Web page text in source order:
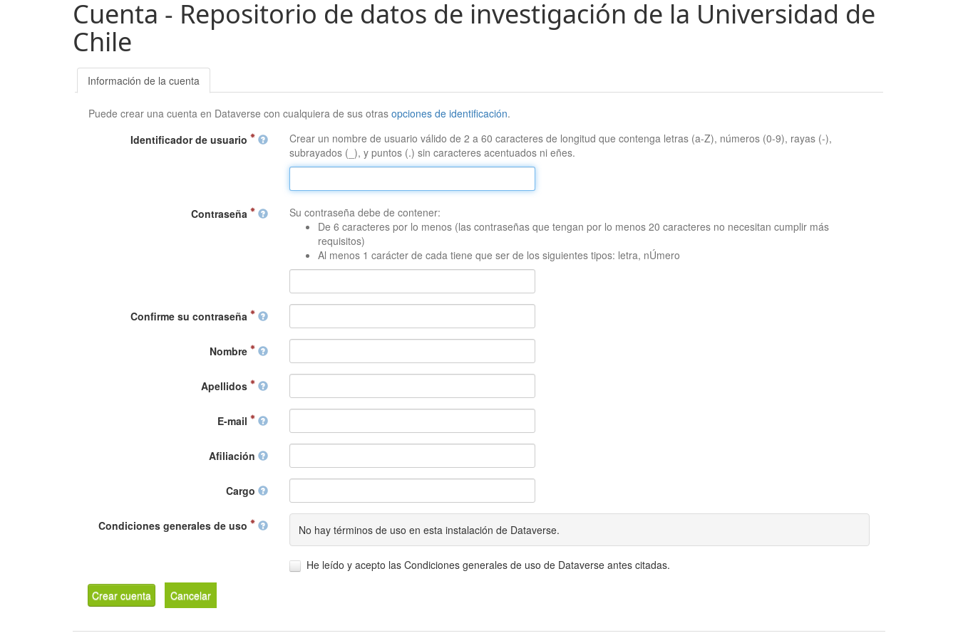
Cuenta - Repositorio de datos de investigación de la Universidad de
Chile
Información de la cuenta
Puede crear una cuenta en Dataverse con cualquiera de sus otrasopciones de identificación.
Identificador de usuario
Crear un nombre de usuario válido de 2 a 60 caracteres de longitud que contenga letras (a-Z), números (0-9), rayas (-),
subrayados (_), y puntos (.) sin caracteres acentuados ni eñes.
Contraseña
Su contraseña debe de contener:
De 6 caracteres por lo menos (las contraseñas que tengan por lo menos 20 caracteres no necesitan cumplir más
requisitos)
Al menos 1 carácter de cada tiene que ser de los siguientes tipos: letra, nÚmero
Confirme su contraseña
Nombre
Apellidos
E-mail
Afiliación
Cargo
Condiciones generales de uso No hay términos de uso en esta instalación de Dataverse.
He leído y acepto las Condiciones generales de uso de Dataverse antes citadas.
Crear cuenta Cancelar